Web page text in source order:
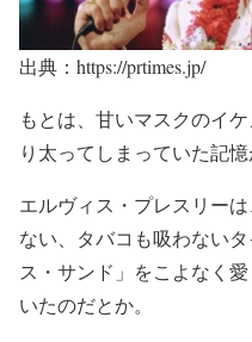
出典：https://prtimes.jp/
もとは、甘いマスクのイ
り太ってしまっていた記憶
エルヴィス・プレスリー
ない、タバコも吸わない
ス・サンド 」をこよなく愛
いたのだとか。